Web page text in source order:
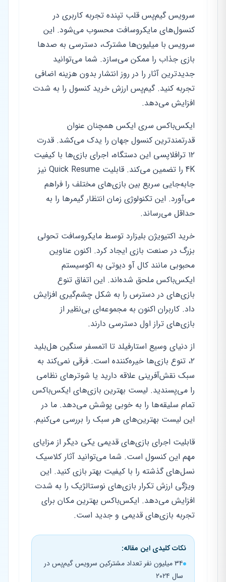
سرویس گیم‌پس قلب تپنده تجربه کاربری در
کنسول‌های مایکروسافت محسوب می‌شود. این
سرویس با میلیون‌ها مشترک، دسترسی به صدها
بازی جذاب را ممکن می‌سازد. شما می‌توانید
جدیدترین آثار را در روز انتشار بدون هزینه اضافی
تجربه کنید. گیم‌پس ارزش خرید کنسول را به شدت
افزایش می‌دهد.
ایکس‌باکس سری ایکس همچنان عنوان
قدرتمندترین کنسول جهان را یدک می‌کشد. قدرت
۱۲ ترافلاپسی این دستگاه، اجرای بازی‌ها با کیفیت
4K را تضمین می‌کند. قابلیت Quick Resume نیز
جابه‌جایی سریع بین بازی‌های مختلف را فراهم
می‌آورد. این تکنولوژی زمان انتظار گیمرها را به
حداقل می‌رساند.
خرید اکتیویژن بلیزارد توسط مایکروسافت تحولی
بزرگ در صنعت بازی ایجاد کرد. اکنون عناوین
محبوبی مانند کال آو دیوتی به اکوسیستم
ایکس‌باکس ملحق شده‌اند. این اتفاق تنوع
بازی‌های در دسترس را به شکل چشم‌گیری افزایش
داد. کاربران اکنون به مجموعه‌ای بی‌نظیر از
بازی‌های تراز اول دسترسی دارند.
از دنیای وسیع استارفیلد تا اتمسفر سنگین هل‌بلید
۲، تنوع بازی‌ها خیره‌کننده است. فرقی نمی‌کند به
سبک نقش‌آفرینی علاقه دارید یا شوترهای نظامی
را می‌پسندید. لیست بهترین بازی‌های ایکس‌باکس
تمام سلیقه‌ها را به خوبی پوشش می‌دهد. ما در
این لیست بهترین‌های هر سبک را بررسی می‌کنیم.
قابلیت اجرای بازی‌های قدیمی یکی دیگر از مزایای
مهم این کنسول است. شما می‌توانید آثار کلاسیک
نسل‌های گذشته را با کیفیت بهتر بازی کنید. این
ویژگی ارزش تکرار بازی‌های نوستالژیک را به شدت
افزایش می‌دهد. ایکس‌باکس بهترین مکان برای
تجربه بازی‌های قدیمی و جدید است.
نکات کلیدی این مقاله:
۳۴ میلیون نفر تعداد مشترکین سرویس گیم‌پس در
سال ۲۰۲۴